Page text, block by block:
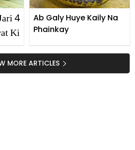
Ki
Ab Galy Huye Kaily Na
Phainkay
MORE ARTICLES